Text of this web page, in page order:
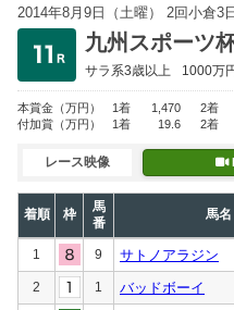
2014年8月9日（土曜） 2回小倉3日
九州スポーツ
サラ系3歳以上 1000万
本賞金 （万円） 1着 1,470 2着
付加賞 （万円） 1着 19.6 2着
レース映像
着順 枠
馬
番
馬名
1 9 サトノアラジン
2 1 バッドボーイ